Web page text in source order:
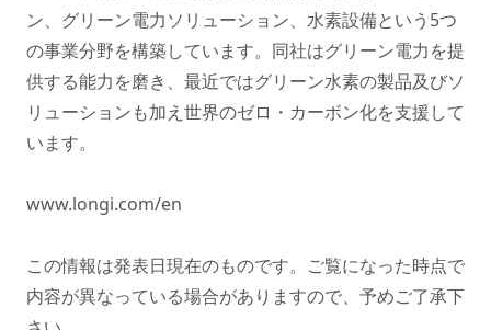
ン、グリーン電力ソリューション、水素設備という5つ
の事業分野を構築しています。同社はグリーン電力を提
供する能力を磨き、最近ではグリーン水素の製品及びソ
リューションも加え世界のゼロ・カーボン化を支援して
います。
www.longi.com/en
この情報は発表日現在のものです。ご覧になった時点で
内容が異なっている場合がありますので、予めご了承下